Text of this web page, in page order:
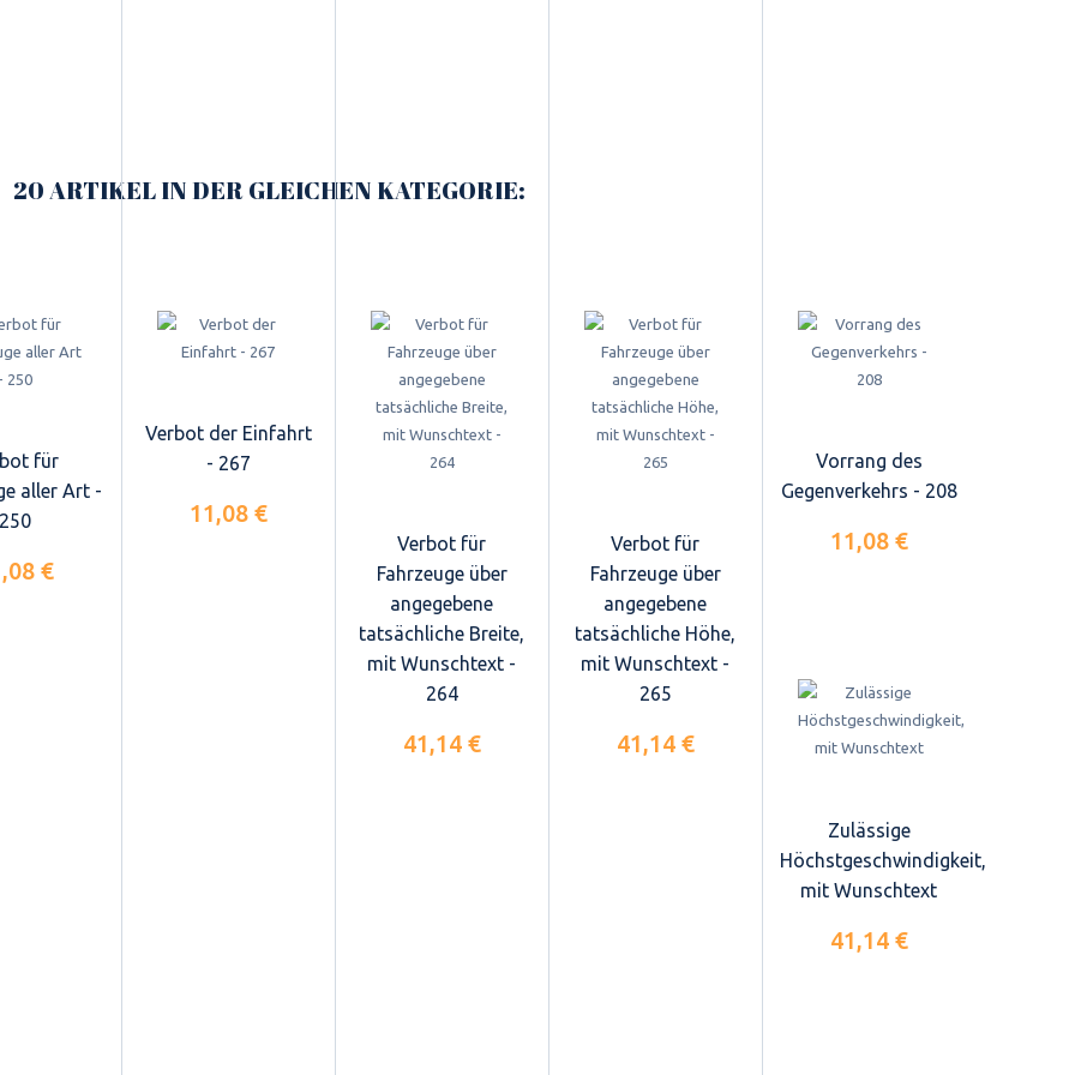
20 ARTIKEL IN DER GLEICHEN KATEGORIE:
für
aller Art -
€
Verbot der Einfahrt
- 267
11,08 €
Verbot für
Fahrzeuge über
angegebene
tatsächliche Breite,
mit Wunschtext -
264
41,14 €
Verbot für
Fahrzeuge über
angegebene
tatsächliche Höhe,
mit Wunschtext -
265
41,14 €
Vorrang des
Gegenverkehrs - 208
11,08 €
Zulässige
Höchstgeschwindigkeit,
mit Wunschtext
41,14 €